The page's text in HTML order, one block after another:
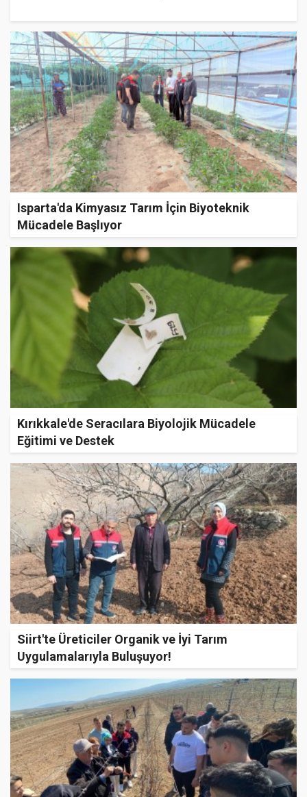
Isparta'da Kimyasız Tarım İçin Biyoteknik
Mücadele Başlıyor
Kırıkkale'de Seracılara Biyolojik Mücadele
Eğitimi ve Destek
Siirt'te Üreticiler Organik ve İyi Tarım
Uygulamalarıyla Buluşuyor!